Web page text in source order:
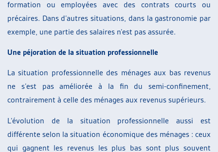
formation ou employées avec des contrats courts ou
précaires. Dans d’autres situations, dans la gastronomie par
exemple, une partie des salaires n’est pas assurée.
Une péjoration de la situation professionnelle
La situation professionnelle des ménages aux bas revenus
ne s’est pas améliorée à la fin du semi-confinement,
contrairement à celle des ménages aux revenus supérieurs.
L’évolution de la situation professionnelle aussi est
différente selon la situation économique des ménages : ceux
qui gagnent les revenus les plus bas sont plus souvent